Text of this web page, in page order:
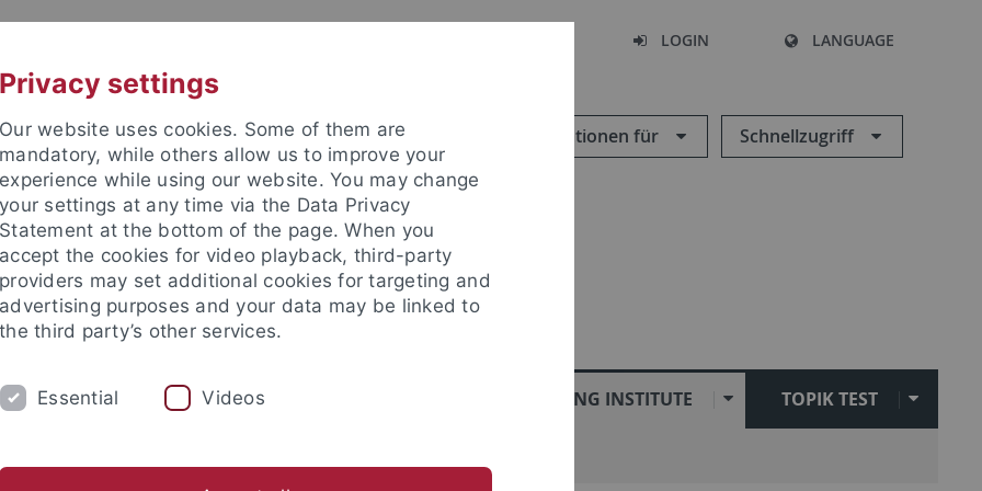
LOGIN LANGUAGE
Informationen für Schnellzugriff
STUDIUM SEJONG INSTITUTE TOPIK TEST
Privacy settings
Our website uses cookies. Some of them are
mandatory, while others allow us to improve your
experience while using our website. You may change
your settings at any time via the Data Privacy
Statement at the bottom of the page. When you
accept the cookies for video playback, third-party
providers may set additional cookies for targeting and
advertising purposes and your data may be linked to
the third party’s other services.
Essential Videos